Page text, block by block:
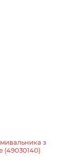
з
(49030140)